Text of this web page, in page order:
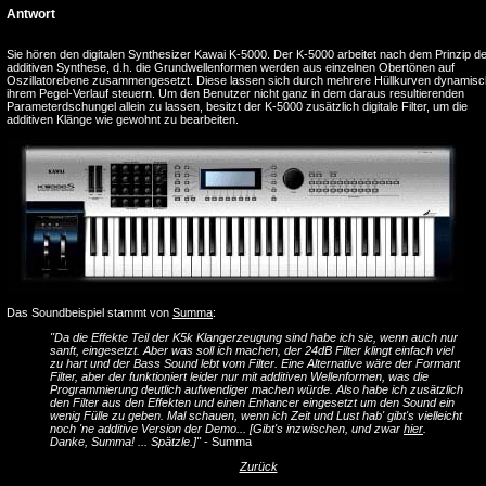
Antwort
Sie hören den digitalen Synthesizer Kawai K-5000. Der K-5000 arbeitet nach dem Prinzip
additiven Synthese, d.h. die Grundwellenformen werden aus einzelnen Obertönen auf
Oszillatorebene zusammengesetzt. Diese lassen sich durch mehrere Hüllkurven
ihrem Pegel-Verlauf steuern. Um den Benutzer nicht ganz in dem daraus resultierenden
Parameterdschungel allein zu lassen, besitzt der K-5000 zusätzlich digitale Filter, um die
additiven Klänge wie gewohnt zu bearbeiten.
Das Soundbeispiel stammt von Summa:
"Da die Effekte Teil der K5k Klangerzeugung sind habe ich sie, wenn auch nur
sanft, eingesetzt. Aber was soll ich machen, der 24dB Filter klingt einfach viel
zu hart und der Bass Sound lebt vom Filter. Eine Alternative wäre der Formant
Filter, aber der funktioniert leider nur mit additiven Wellenformen, was die
Programmierung deutlich aufwendiger machen würde. Also habe ich zusätzlich
den Filter aus den Effekten und einen Enhancer eingesetzt um den Sound ein
wenig Fülle zu geben. Mal schauen, wenn ich Zeit und Lust hab' gibt's vielleicht
noch 'ne additive Version der Demo... [Gibt's inzwischen, und zwar hier
Danke, Summa! ... Spätzle.]"- Summa
Zurück